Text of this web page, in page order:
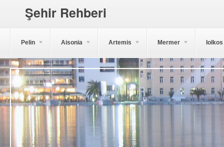
Şehir Rehberi
Pelin Aisonia Artemis Mermer Iolkos